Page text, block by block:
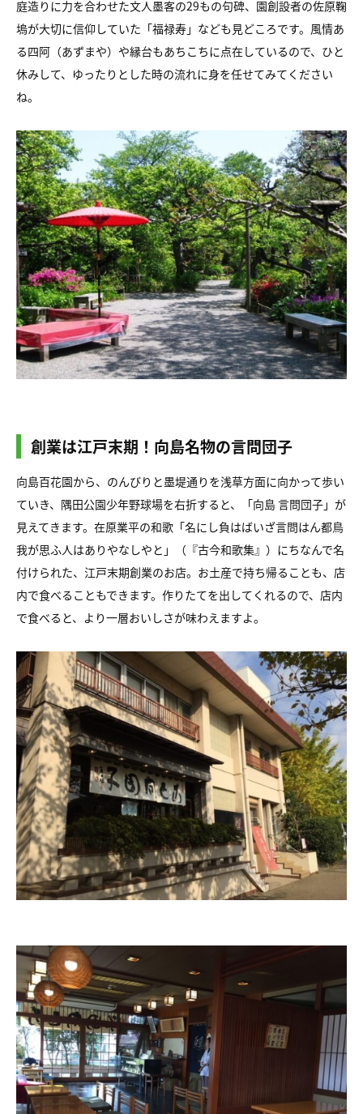
庭造りに力を合わせた文人墨客の29もの句碑、園創設者の佐原鞠
塢が大切に信仰していた「福禄寿」なども見どころです。風情あ
る四阿（あずまや）や縁台もあちこちに点在しているので、ひと
休みして、ゆったりとした時の流れに身を任せてみてください
ね。
創業は江戸末期！向島名物の言問団子
向島百花園から、のんびりと墨堤通りを浅草方面に向かって歩い
ていき、隅田公園少年野球場を右折すると、「向島 言問団子」が
見えてきます。在原業平の和歌「名にし負はばいざ言問はん都鳥
我が思ふ人はありやなしやと」（『古今和歌集』）にちなんで名
付けられた、江戸末期創業のお店。お土産で持ち帰ることも、店
内で食べることもできます。作りたてを出してくれるので、店内
で食べると、より一層おいしさが味わえますよ。